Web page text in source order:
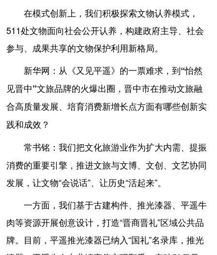
在模式创新上，我们积极探索文物认养模式，
511处文物面向社会公开认养，构建政府主导、社会
参与、成果共享的文物保护利用新格局。
新华网：从《又见平遥》的一票难求，到“怡然
见晋中”文旅品牌的火爆出圈，晋中市在推动文旅融
合高质量发展、培育消费新增长点方面有哪些创新实
践和成效？
常书铭：我们把文化旅游业作为扩大内需、提振
消费的重要引擎，推进文旅与文博、文创、文艺协同
发展，让文物“会说话”、让历史“活起来”。
一方面，我们基于古建构件、推光漆器、平遥牛
肉等资源开展创意设计，打造“晋商晋礼”区域公共品
牌。目前，平遥推光漆器已纳入“国礼”名录库，推光